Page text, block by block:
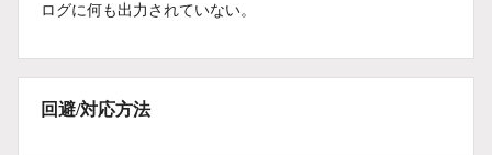
ログに何も出力されていない。
回避/対応方法